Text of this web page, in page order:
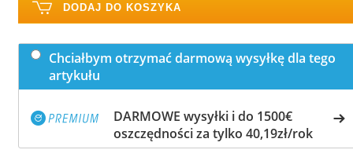
DODAJ DO KOSZYKA
Chciałbym otrzymać darmową wysyłkę dla tego
artykułu
DARMOWE wysyłki i do 1500€
oszczędności za tylko 40,19zł/rok